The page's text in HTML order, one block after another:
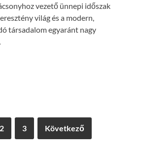
vezető ünnepi időszak
világ és a modern,
társadalom egyaránt nagy
2 3 Következő